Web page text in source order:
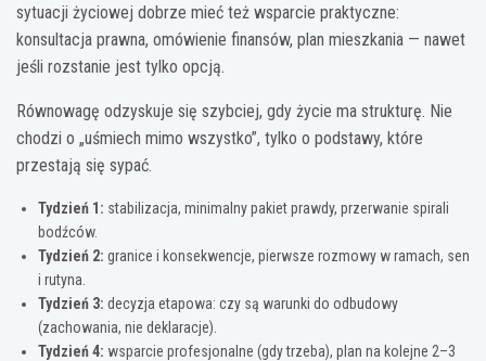
sytuacji życiowej dobrze mieć też wsparcie praktyczne:
konsultacja prawna, omówienie finansów, plan mieszkania — nawet
jeśli rozstanie jest tylko opcją.
Równowagę odzyskuje się szybciej, gdy życie ma strukturę. Nie
chodzi o „uśmiech mimo wszystko”, tylko o podstawy, które
przestają się sypać.
Tydzień 1: stabilizacja, minimalny pakiet prawdy, przerwanie spirali
bodźców.
Tydzień 2: granice i konsekwencje, pierwsze rozmowy w ramach, sen
i rutyna.
Tydzień 3: decyzja etapowa: czy są warunki do odbudowy
(zachowania, nie deklaracje).
Tydzień 4: wsparcie profesjonalne (gdy trzeba), plan na kolejne 2–3